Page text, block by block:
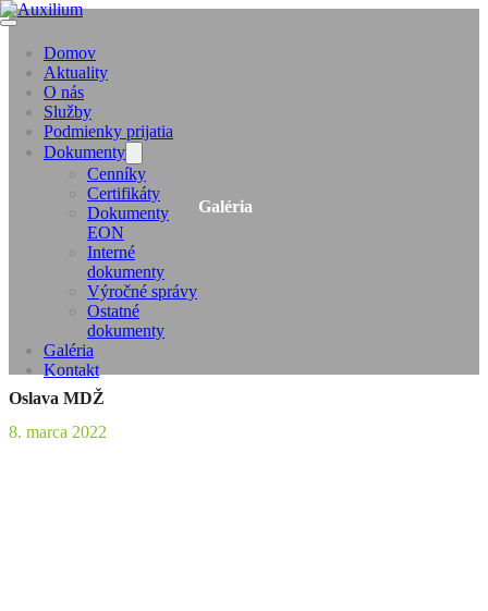
Domov
Aktuality
O nás
Služby
Podmienky prijatia
Dokumenty
Cenníky
Certifikáty
Dokumenty
EON
Interné
dokumenty
Výročné správy
Ostatné
dokumenty
Galéria
Kontakt
Galéria
Oslava MDŽ
8. marca 2022